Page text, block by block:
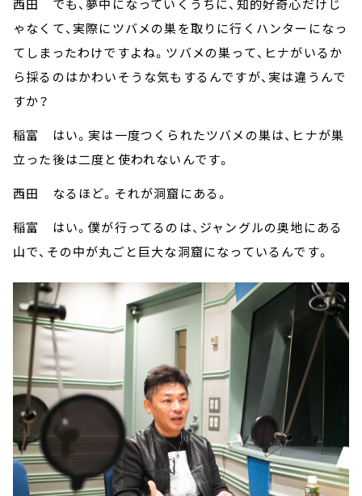
西田 でも、夢中になっていくうちに、知的好奇心だけじ
ゃなくて、実際にツバメの巣を取りに行くハンターになっ
てしまったわけですよね。ツバメの巣って、ヒナがいるか
ら採るのはかわいそうな気もするんですが、実は違うんで
すか？
稲富 はい。実は一度つくられたツバメの巣は、ヒナが巣
立った後は二度と使われないんです。
西田 なるほど。それが洞窟にある。
稲富 はい。僕が行ってるのは、ジャングルの奥地にある
山で、その中が丸ごと巨大な洞窟になっているんです。